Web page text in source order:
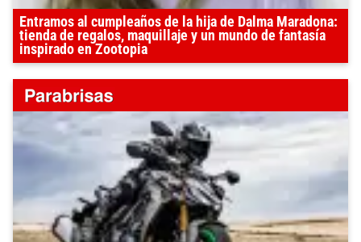
Entramos al cumpleaños de la hija de Dalma Maradona:
tienda de regalos, maquillaje y un mundo de fantasía
inspirado en Zootopia